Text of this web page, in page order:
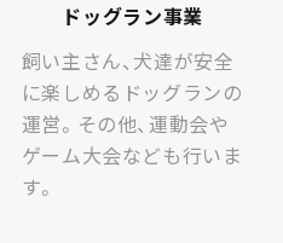
ドッグラン事業
飼い主さん、犬達が安全
に楽しめるドッグランの
運営。その他、運動会や
ゲーム大会なども行いま
す。